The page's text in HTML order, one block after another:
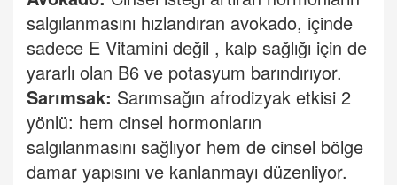
salgılanmasını hızlandıran avokado, içinde
sadece E Vitamini değil , kalp sağlığı için de
yararlı olan B6 ve potasyum barındırıyor.
Sarımsak: Sarımsağın afrodizyak etkisi 2
yönlü: hem cinsel hormonların
salgılanmasını sağlıyor hem de cinsel bölge
damar yapısını ve kanlanmayı düzenliyor.